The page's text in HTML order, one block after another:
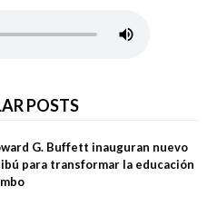
POSTS
G. Buffett inauguran nuevo
para transformar la educación